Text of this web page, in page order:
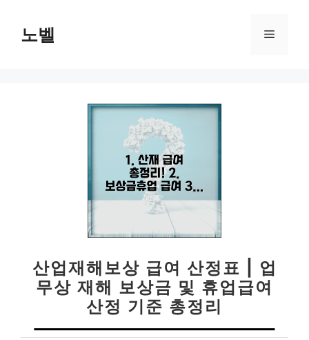
노벨 메
산업재해보상 급여 산정표 | 업
무상 재해 보상금 및 휴업급여
산정 기준 총정리